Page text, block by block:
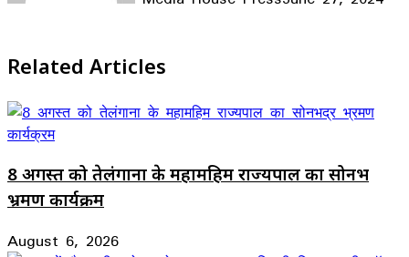
Related Articles
8 अगस्त को तेलंगाना के महामहिम राज्यपाल का सोनभद्र
भ्रमण कार्यक्रम
August 6, 2026